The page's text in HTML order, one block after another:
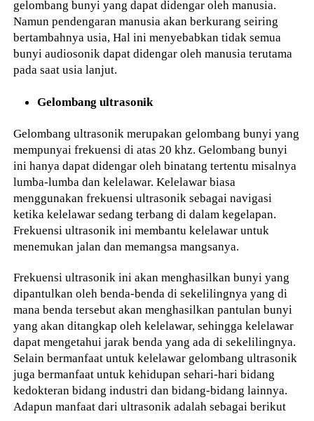
gelombang bunyi yang dapat didengar oleh manusia.
Namun pendengaran manusia akan berkurang seiring
bertambahnya usia, Hal ini menyebabkan tidak semua
bunyi audiosonik dapat didengar oleh manusia terutama
pada saat usia lanjut.
Gelombang ultrasonik
Gelombang ultrasonik merupakan gelombang bunyi yang
mempunyai frekuensi di atas 20 khz. Gelombang bunyi
ini hanya dapat didengar oleh binatang tertentu misalnya
lumba-lumba dan kelelawar. Kelelawar biasa
menggunakan frekuensi ultrasonik sebagai navigasi
ketika kelelawar sedang terbang di dalam kegelapan.
Frekuensi ultrasonik ini membantu kelelawar untuk
menemukan jalan dan memangsa mangsanya.
Frekuensi ultrasonik ini akan menghasilkan bunyi yang
dipantulkan oleh benda-benda di sekelilingnya yang di
mana benda tersebut akan menghasilkan pantulan bunyi
yang akan ditangkap oleh kelelawar, sehingga kelelawar
dapat mengetahui jarak benda yang ada di sekelilingnya.
Selain bermanfaat untuk kelelawar gelombang ultrasonik
juga bermanfaat untuk kehidupan sehari-hari bidang
kedokteran bidang industri dan bidang-bidang lainnya.
Adapun manfaat dari ultrasonik adalah sebagai berikut